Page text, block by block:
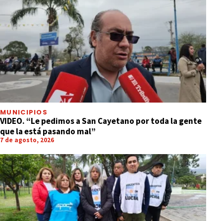
MUNICIPIOS
VIDEO. “Le pedimos a San Cayetano por toda la gente
que la está pasando mal”
7 de agosto, 2026